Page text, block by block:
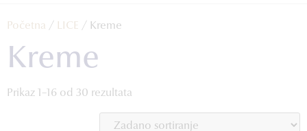
Početna / LICE / Kreme
Kreme
Prikaz 1–16 od 30 rezultata